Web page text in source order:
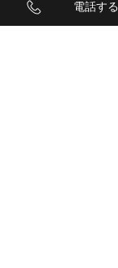
ＪＥＥＰ
電話する